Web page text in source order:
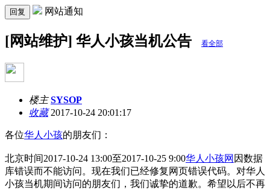
回复 网站通知
[网站维护] 华人小孩当机公告 看全部
楼主 SYSOP
收藏2017-10-24 20:01:17
各位华人小孩的朋友们：
北京时间2017-10-24 13:00至2017-10-25 9:00华人小孩网 因数据
库错误而不能访问。现在我们已经修复网页错误代码。对华人
小孩当机期间访问的朋友们，我们诚挚的道歉。希望以后不再